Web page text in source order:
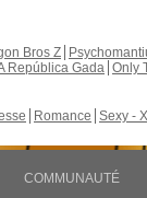
Bros Z
República Gada Only
Romance Sexy -
COMMUNAUTÉ